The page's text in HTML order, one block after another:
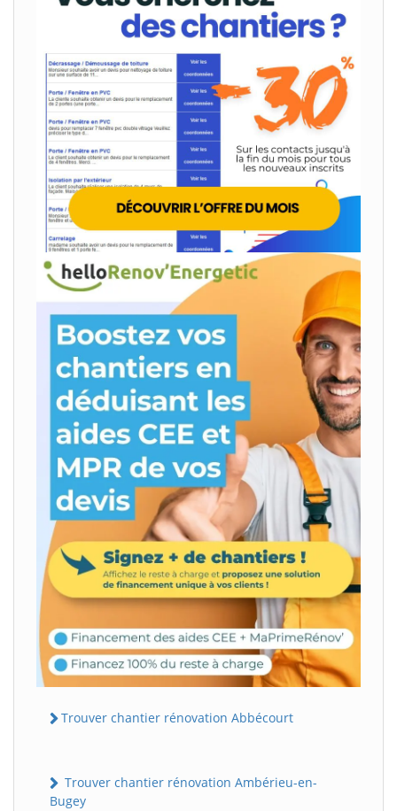
Trouver chantier rénovation Abbécourt
Trouver chantier rénovation Ambérieu-en-
Bugey